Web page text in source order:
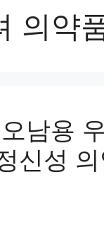
의약
남용
신성